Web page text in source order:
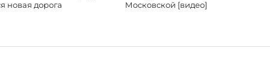
новая дорога
Московской [видео]